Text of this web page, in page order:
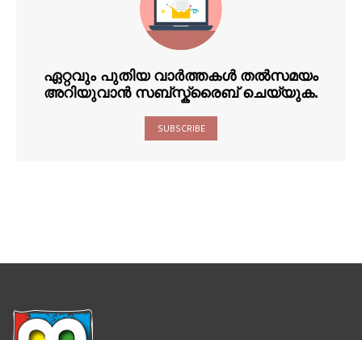
ഏറ്റവും പുതിയ വാർത്തകൾ തൽസമയം
അറിയുവാൻ സബ്സ്ക്രൈബ് ചെയ്യുക.
SUBSCRIBE